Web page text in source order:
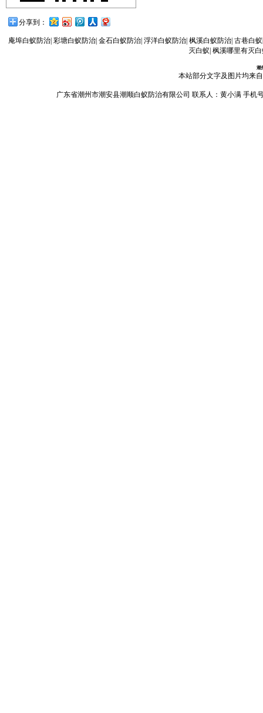
分享到：
庵埠白蚁防治| 彩塘白蚁防治| 金石白蚁防治| 浮洋白蚁防治| 枫溪白蚁防治| 古巷白
灭白蚁 枫溪哪里有灭白
潮
本站部分文字及图片均来
广东省潮州市潮安县潮顺白蚁防治有限公司 联系人：黄小满 手机